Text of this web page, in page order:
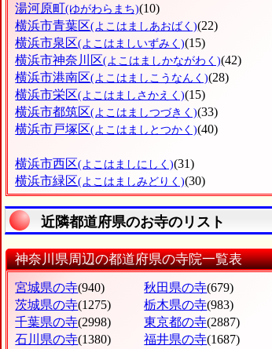
湯河原町(ゆがわらまち)(10)
横浜市青葉区(よこはましあおばく)(22)
横浜市泉区(よこはましいずみく)(15)
横浜市神奈川区(よこはましかながわく)(42)
横浜市港南区(よこはましこうなんく)(28)
横浜市栄区(よこはましさかえく)(15)
横浜市都筑区(よこはましつづきく)(33)
横浜市戸塚区(よこはましとつかく)(40)
横浜市西区(よこはましにしく)(31)
横浜市緑区(よこはましみどりく)(30)
近隣都道府県のお寺のリスト
神奈川県周辺の都道府県の寺院一覧表
宮城県の寺(940) 秋田県の寺(679)
茨城県の寺(1275) 栃木県の寺(983)
千葉県の寺(2998) 東京都の寺(2887)
石川県の寺(1380) 福井県の寺(1687)